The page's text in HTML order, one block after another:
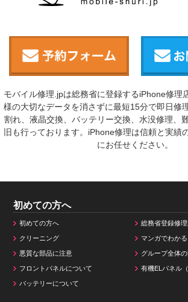
モバイル修理.jpは総務省に登録するiPhone修理
様の大切なデータを消さずに最短15分で即日修
割れ、液晶交換、バッテリー交換、水没修理、
旧も行っております。iPhone修理は信頼と実績
にお任せください。
初めての方へ
初めての方へ 総務省登録修
クリーニング マンガでわかる
悪質な部品に注意 グループ全体
フロントパネルについて 有機ELパネル
バッテリーについて